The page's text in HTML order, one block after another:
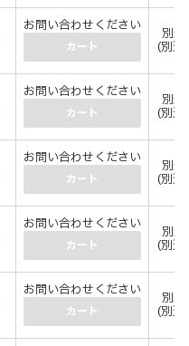
お問い合わせください
カート
別途
(別途
お問い合わせください
カート
別途
(別途
お問い合わせください
カート
別途
(別途
お問い合わせください
カート
別途
(別途
お問い合わせください
カート
別途
(別途